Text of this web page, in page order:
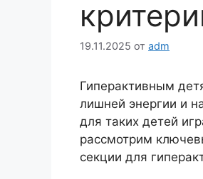
19.11.2025 от adm
Гиперактивным
лишней энергии и
для таких детей
рассмотрим
секции для